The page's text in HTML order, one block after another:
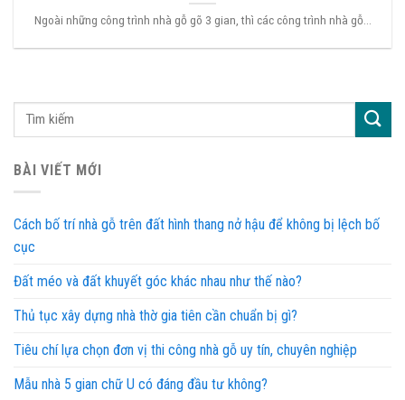
Ngoài những công trình nhà gỗ gõ 3 gian, thì các công trình nhà gỗ...
BÀI VIẾT MỚI
Cách bố trí nhà gỗ trên đất hình thang nở hậu để không bị lệch bố
cục
Đất méo và đất khuyết góc khác nhau như thế nào?
Thủ tục xây dựng nhà thờ gia tiên cần chuẩn bị gì?
Tiêu chí lựa chọn đơn vị thi công nhà gỗ uy tín, chuyên nghiệp
Mẫu nhà 5 gian chữ U có đáng đầu tư không?